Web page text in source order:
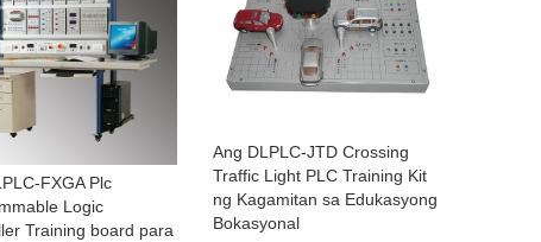
FXGA Plc
Logic
Training board para
Ang DLPLC-JTD Crossing
Traffic Light PLC Training Kit
ng Kagamitan sa Edukasyong
Bokasyonal